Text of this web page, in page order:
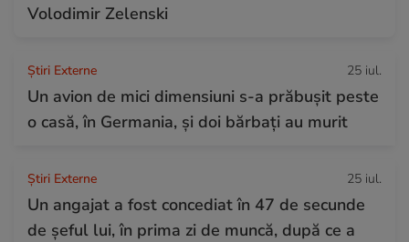
Volodimir Zelenski
Știri Externe 25 iul.
Un avion de mici dimensiuni s-a prăbușit peste
o casă, în Germania, și doi bărbați au murit
Știri Externe 25 iul.
Un angajat a fost concediat în 47 de secunde
de șeful lui, în prima zi de muncă, după ce a